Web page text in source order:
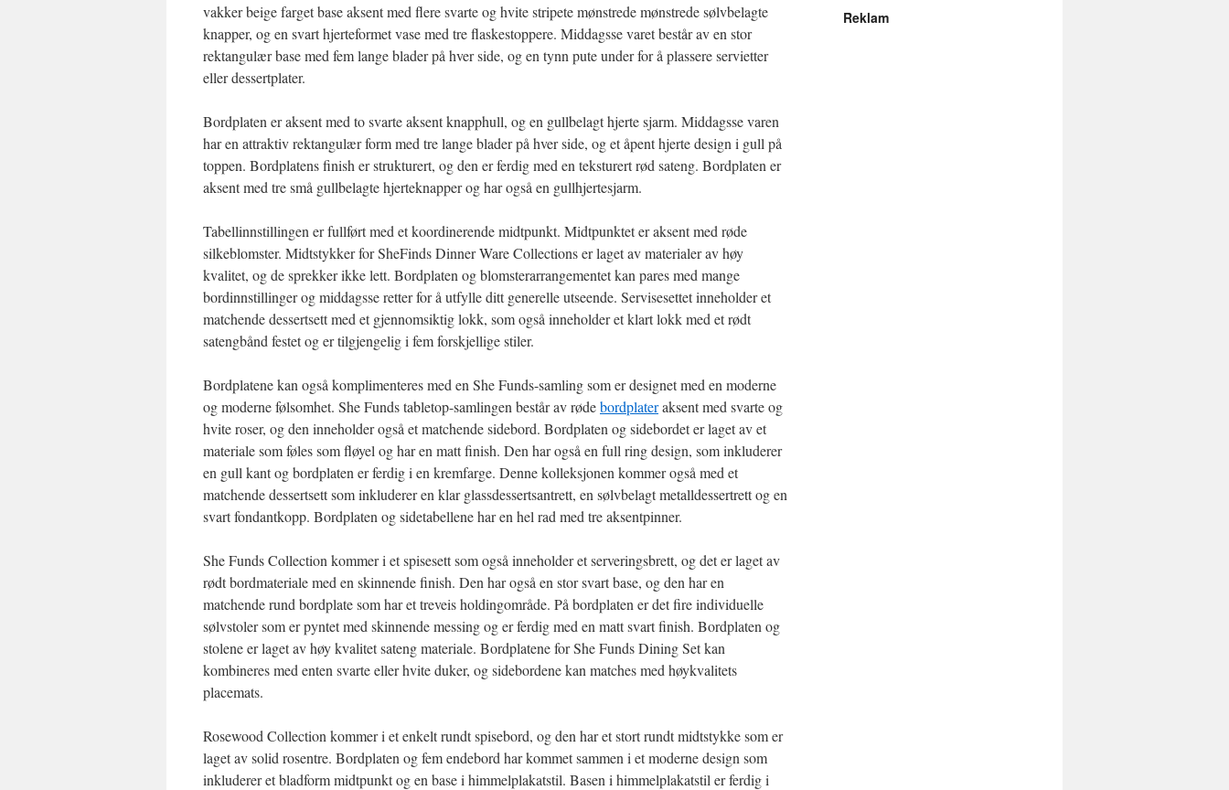
vakker beige farget base aksent med flere svarte og hvite stripete mønstrede mønstrede sølvbelagte
knapper, og en svart hjerteformet vase med tre flaskestoppere. Middagsse varet består av en stor
rektangulær base med fem lange blader på hver side, og en tynn pute under for å plassere servietter
eller dessertplater.
Bordplaten er aksent med to svarte aksent knapphull, og en gullbelagt hjerte sjarm. Middagsse varen
har en attraktiv rektangulær form med tre lange blader på hver side, og et åpent hjerte design i gull på
toppen. Bordplatens finish er strukturert, og den er ferdig med en teksturert rød sateng. Bordplaten er
aksent med tre små gullbelagte hjerteknapper og har også en gullhjertesjarm.
Tabellinnstillingen er fullført med et koordinerende midtpunkt. Midtpunktet er aksent med røde
silkeblomster. Midtstykker for SheFinds Dinner Ware Collections er laget av materialer av høy
kvalitet, og de sprekker ikke lett. Bordplaten og blomsterarrangementet kan pares med mange
bordinnstillinger og middagsse retter for å utfylle ditt generelle utseende. Servisesettet inneholder et
matchende dessertsett med et gjennomsiktig lokk, som også inneholder et klart lokk med et rødt
satengbånd festet og er tilgjengelig i fem forskjellige stiler.
Bordplatene kan også komplimenteres med en She Funds-samling som er designet med en moderne
og moderne følsomhet. She Funds tabletop-samlingen består av rødebordplateraksent med svarte og
hvite roser, og den inneholder også et matchende sidebord. Bordplaten og sidebordet er laget av et
materiale som føles som fløyel og har en matt finish. Den har også en full ring design, som inkluderer
en gull kant og bordplaten er ferdig i en kremfarge. Denne kolleksjonen kommer også med et
matchende dessertsett som inkluderer en klar glassdessertsantrett, en sølvbelagt metalldessertrett og en
svart fondantkopp. Bordplaten og sidetabellene har en hel rad med tre aksentpinner.
She Funds Collection kommer i et spisesett som også inneholder et serveringsbrett, og det er laget av
rødt bordmateriale med en skinnende finish. Den har også en stor svart base, og den har en
matchende rund bordplate som har et treveis holdingområde. På bordplaten er det fire individuelle
sølvstoler som er pyntet med skinnende messing og er ferdig med en matt svart finish. Bordplaten og
stolene er laget av høy kvalitet sateng materiale. Bordplatene for She Funds Dining Set kan
kombineres med enten svarte eller hvite duker, og sidebordene kan matches med høykvalitets
placemats.
Rosewood Collection kommer i et enkelt rundt spisebord, og den har et stort rundt midtstykke som er
laget av solid rosentre. Bordplaten og fem endebord har kommet sammen i et moderne design som
inkluderer et bladform midtpunkt og en base i himmelplakatstil. Basen i himmelplakatstil er ferdig i
Reklam